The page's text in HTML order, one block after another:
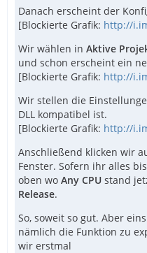
Danach erscheint der
[Blockierte Grafik: http://
Wir wählen in Aktive
und schon erscheint ein
[Blockierte Grafik: http://
Wir stellen die
DLL kompatibel ist.
[Blockierte Grafik: http://
Anschließend klicken wir
Fenster. Sofern ihr alles
oben wo Any CPU stand
Release.
So, soweit so gut. Aber
nämlich die Funktion zu
wir erstmal